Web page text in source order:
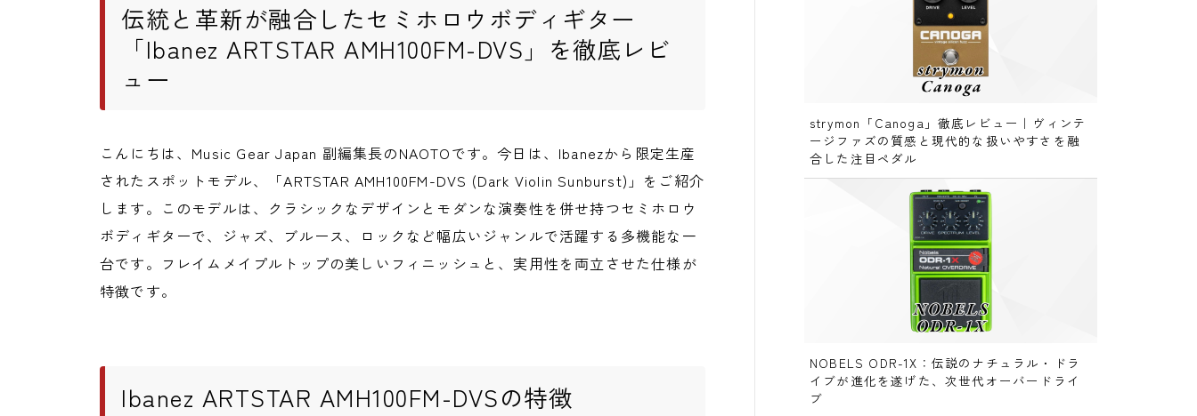
伝統と革新が融合したセミホロウボディギター
「Ibanez ARTSTAR AMH100FM-DVS」を徹底レビ
ュー
こんにちは、Music Gear Japan 副編集長のNAOTOです。今日は、Ibanezから限定生産
されたスポットモデル、「ARTSTAR AMH100FM-DVS (Dark Violin Sunburst)」をご紹介
します。このモデルは、クラシックなデザインとモダンな演奏性を併せ持つセミホロウ
ボディギターで、ジャズ、ブルース、ロックなど幅広いジャンルで活躍する多機能な一
台です。フレイムメイプルトップの美しいフィニッシュと、実用性を両立させた仕様が
特徴です。
Ibanez ARTSTAR AMH100FM-DVSの特徴
strymon「Canoga」徹底レビュー｜ヴィンテ
ージファズの質感と現代的な扱いやすさを融
合した注目ペダル
NOBELS ODR-1X：伝説のナチュラル・ドラ
イブが進化を遂げた、次世代オーバードライ
ブ